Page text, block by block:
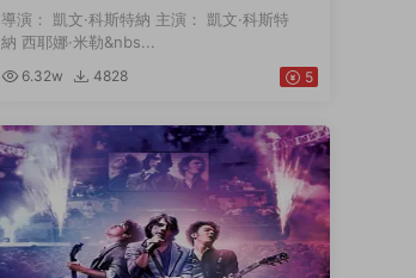
導演： 凱文·科斯特納 主演： 凱文·科斯特
納 西耶娜·米勒&nbs...
6.32w 4828 5